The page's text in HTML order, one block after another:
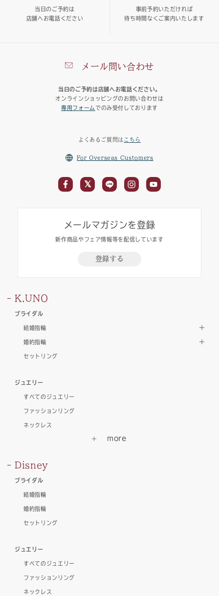
メール問い合わせ
当日のご予約は店舗へお電話ください。
オンラインショッピングのお問い合わせは
専用フォーム でのみ受付しております
当日のご予約は
店舗へお電話ください
事前予約いただければ
待ち時間なくご案内いたします
よくあるご質問は こちら
For Overseas Customers
メールマガジンを登録
新作商品やフェア情報等を配信しています
登録する
K.UNO
ブライダル
結婚指輪
婚約指輪
セットリング
ジュエリー
すべてのジュエリー
ファッションリング
ネックレス
Disney
ブライダル
結婚指輪
婚約指輪
セットリング
ジュエリー
すべてのジュエリー
ファッションリング
ネックレス